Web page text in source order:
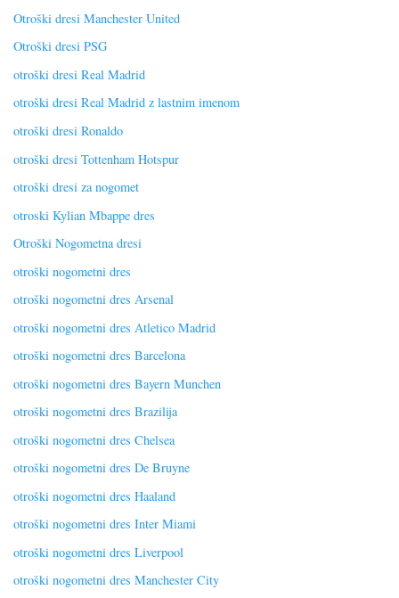
Otroški dresi Manchester United
Otroški dresi PSG
otroški dresi Real Madrid
otroški dresi Real Madrid z lastnim imenom
otroški dresi Ronaldo
otroški dresi Tottenham Hotspur
otroški dresi za nogomet
otroski Kylian Mbappe dres
Otroški Nogometna dresi
otroški nogometni dres
otroški nogometni dres Arsenal
otroški nogometni dres Atletico Madrid
otroški nogometni dres Barcelona
otroški nogometni dres Bayern Munchen
otroški nogometni dres Brazilija
otroški nogometni dres Chelsea
otroški nogometni dres De Bruyne
otroški nogometni dres Haaland
otroški nogometni dres Inter Miami
otroški nogometni dres Liverpool
otroški nogometni dres Manchester City